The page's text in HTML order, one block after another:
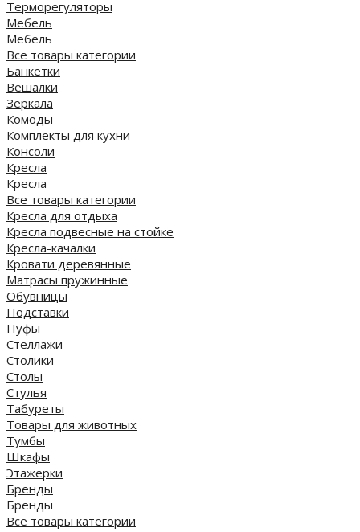
Терморегуляторы
Мебель
Мебель
Все товары категории
Банкетки
Вешалки
Зеркала
Комоды
Комплекты для кухни
Консоли
Кресла
Кресла
Все товары категории
Кресла для отдыха
Кресла подвесные на стойке
Кресла-качалки
Кровати деревянные
Матрасы пружинные
Обувницы
Подставки
Пуфы
Стеллажи
Столики
Столы
Стулья
Табуреты
Товары для животных
Тумбы
Шкафы
Этажерки
Бренды
Бренды
Все товары категории